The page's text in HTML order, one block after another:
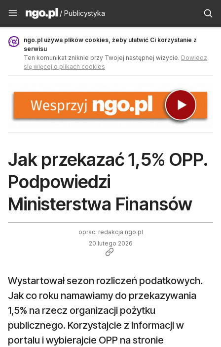
Publicystyka - ngo.pl
/ Publicystyka
ngo.pl używa plików cookies, żeby ułatwić Ci korzystanie z
serwisu
Ten komunikat zniknie przy Twojej następnej wizycie. Dowiedz
się więcej o plikach cookies
Jak przekazać 1,5% OPP.
Podpowiedzi
Ministerstwa Finansów
oprac. redakcja ngo.pl
20 lutego 2026
Wystartował sezon rozliczeń podatkowych.
Jak co roku namawiamy do przekazywania
1,5% na rzecz organizacji pożytku
publicznego. Korzystajcie z informacji w
portalu i wybierajcie OPP na stronie